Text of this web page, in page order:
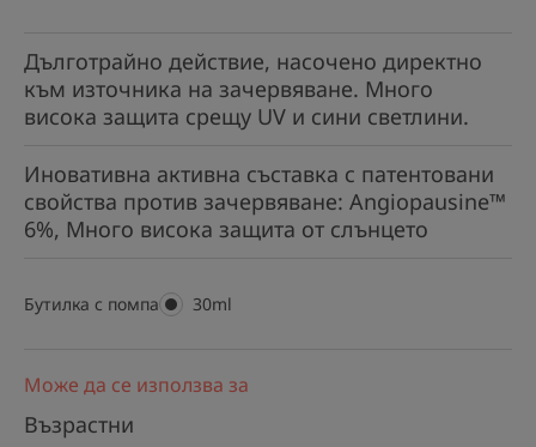
Дълготрайно действие, насочено директно
към източника на зачервяване. Много
висока защита срещу UV и сини светлини.
Иновативна активна съставка с патентовани
свойства против зачервяване: Angiopausine™
6%, Много висока защита от слънцето
Бутилка с помпа
Бутилка
30ml
Може да се използва за
Възрастни